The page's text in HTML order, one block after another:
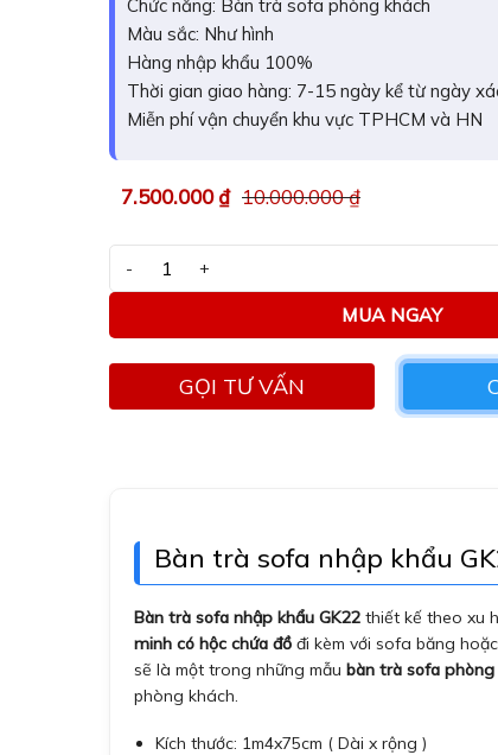
sao
Chức năng: Bàn trà sofa phòng khách
Màu sắc: Như hình
Hàng nhập khẩu 100%
Thời gian giao hàng: 7-15 ngày kể từ ngày
Miễn phí vận chuyển khu vực TPHCM và HN
7.500.000₫ 10.000.000₫
Bàn trà sofa nhập khẩu GK22 số lượng
MUA NGAY
GỌI TƯ VẤN
Bàn trà sofa nhập khẩu
Bàn trà sofa nhập khẩu GK22 thiết kế theo xu
minh có hộc chứa đồ đi kèm với sofa băng
sẽ là một trong những mẫu bàn trà sofa
phòng khách.
Kích thước: 1m4x75cm ( Dài x rộng )